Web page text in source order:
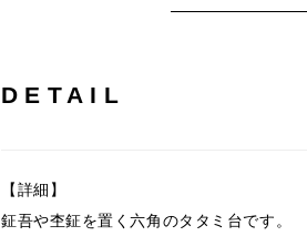
DETAIL
【詳細】
鉦吾や杢鉦を置く六角のタタミ台です。